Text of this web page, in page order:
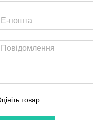
товар